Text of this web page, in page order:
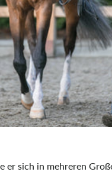
er sich in mehreren